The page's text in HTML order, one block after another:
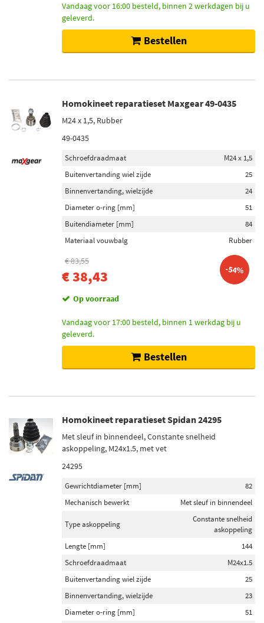
Op voorraad (35)
Vandaag voor 16:00 besteld, binnen 2 werkdagen bij u
geleverd.
Bestellen
Homokineet reparatieset Maxgear 49-0435
M24 x 1,5, Rubber
49-0435
Schroefdraadmaat
M24 x 1,5
Buitenvertanding wiel zijde
25
Binnenvertanding, wielzijde
24
Diameter o-ring [mm]
51
Buitendiameter [mm]
84
Materiaal vouwbalg
Rubber
€ 83,55
€ 38,43 -54%
Op voorraad
Vandaag voor 17:00 besteld, binnen 1 werkdag bij u
geleverd.
Bestellen
Homokineet reparatieset Spidan 24295
Met sleuf in binnendeel, Constante snelheid
askoppeling, M24x1.5, met vet
24295
Gewrichtdiameter [mm]
82
Mechanisch bewerkt
Met sleuf in binnendeel
Type askoppeling
Constante snelheid
askoppeling
Lengte [mm]
144
Schroefdraadmaat
M24x1.5
Buitenvertanding wiel zijde
25
Binnenvertanding, wielzijde
23
Diameter o-ring [mm]
51